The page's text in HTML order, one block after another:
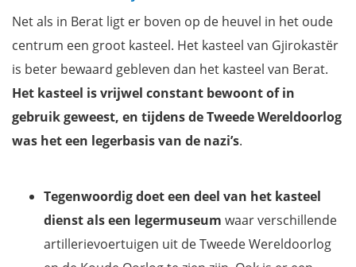
Net als in Berat ligt er boven op de heuvel in het oude
centrum een groot kasteel. Het kasteel van Gjirokastër
is beter bewaard gebleven dan het kasteel van Berat.
Het kasteel is vrijwel constant bewoont of in
gebruik geweest, en tijdens de Tweede Wereldoorlog
was het een legerbasis van de nazi’s.
Tegenwoordig doet een deel van het kasteel
dienst als een legermuseum waar verschillende
artillerievoertuigen uit de Tweede Wereldoorlog